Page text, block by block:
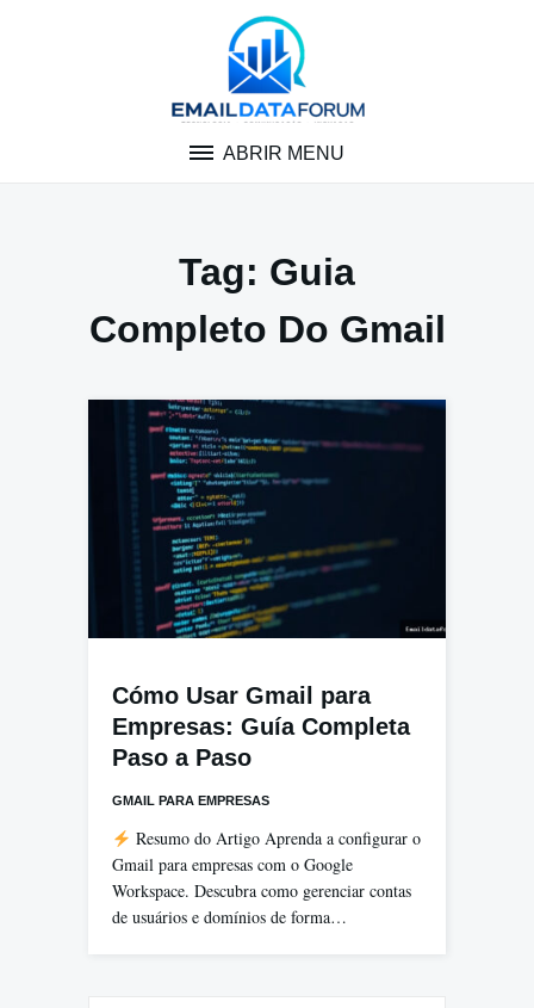
ABRIR MENU
Tag: Guia
Completo Do Gmail
Cómo Usar Gmail para
Empresas: Guía Completa
Paso a Paso
GMAIL PARA EMPRESAS
Resumo do Artigo Aprenda a configurar o
Gmail para empresas com o Google
Workspace. Descubra como gerenciar contas
de usuários e domínios de forma…